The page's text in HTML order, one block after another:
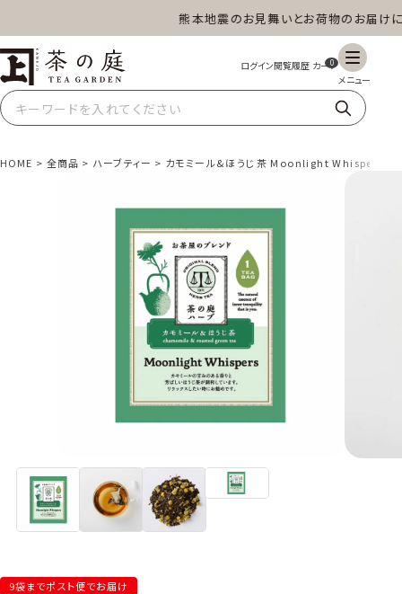
熊本地震のお見舞いとお荷物のお届けにつ
茶の庭オンラインショップ 0
HOME 全商品 ハーブティー カモミール&ほうじ茶 Moonlight Whispers ハー
9袋までポスト便でお届け